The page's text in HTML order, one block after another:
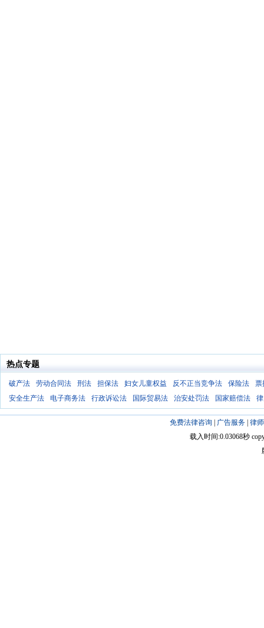
热点专题
破产法 劳动合同法 刑法 担保法 妇女儿童权益 反不正当竞争法 保险法
票
安全生产法
电子商务法 行政诉讼法 国际贸易法 治安处罚法 国家赔偿法
免费法律咨询 广告服务| 律
载入时间:0.03068秒